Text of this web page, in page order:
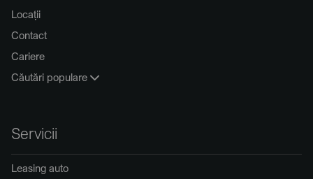
Locații
Contact
Cariere
Căutări populare
Servicii
Leasing auto